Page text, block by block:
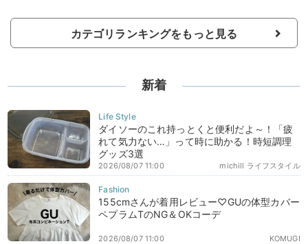
カテゴリランキングをもっと見る
新着
ダイソーのこれ持っとくと便利だよ～！「疲
れて気力ない…」って時に助かる！時短調理
グッズ3選
michill ライフスタイル
2026/08/07 11:00
155cmさんが着用レビュー♡GUの体型カバー
ペプラムTのNG＆OKコーデ
KOMUGI
2026/08/07 11:00